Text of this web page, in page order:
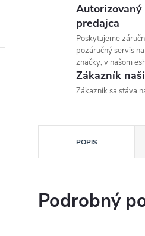
Autorizovaný
predajca
Poskytujeme
pozáručný servis
značky, v našom
Zákazník
Zákazník sa stáva
POPIS
Podrobný